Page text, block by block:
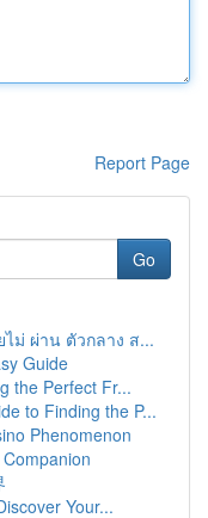
Report Page
Go
ม่ ผ่าน ตัวกลาง ส...
Guide
the Perfect Fr...
to Finding the P...
Phenomenon
Your...